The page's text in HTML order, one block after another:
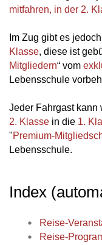
mitfahren, in der 2.
Im Zug gibt es
Klasse, diese ist
Mitgliedern“ vom
Lebensschule
Jeder Fahrgast kann
2. Klasse in die 1.
"Premium-
Lebensschule.
Index
Reise-
Reise-